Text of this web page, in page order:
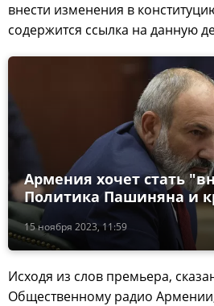
внести изменения в
содержится ссылка на данную
15 ноября 2023, 11:59
Армения хочет стать
Политика Пашиняна и
Исходя из слов премьера,
Общественному радио Армении,